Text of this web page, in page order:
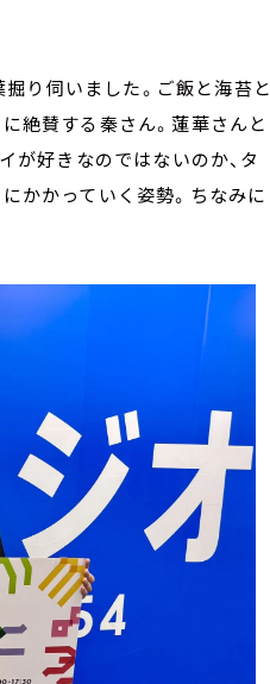
掘り伺いました。ご飯と海苔と
絶賛する秦さん。蓮華さんと
が好きなのではないのか、タ
かかっていく姿勢。ちなみに